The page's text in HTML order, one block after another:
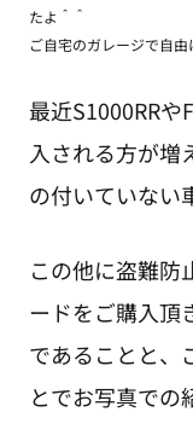
たよ＾＾
ご自宅のガレージで自由
最近S1000RR
入される方が増
の付いていない
この他に盗難防
ードをご購入頂
であることと、
とでお写真での